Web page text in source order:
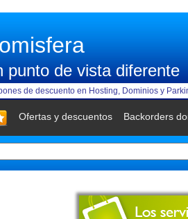
punto de vista diferente
de descuento en Hosting, Dominios y
Ofertas y descuentos Backorders